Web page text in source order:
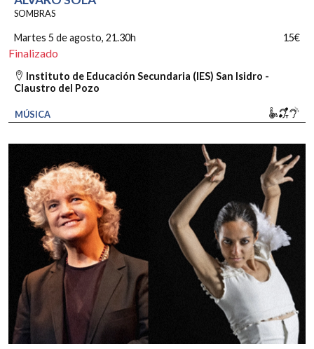
SOMBRAS
Martes 5 de agosto, 21.30h 15€
Finalizado
Instituto de Educación Secundaria (IES) San Isidro -
Claustro del Pozo
MÚSICA